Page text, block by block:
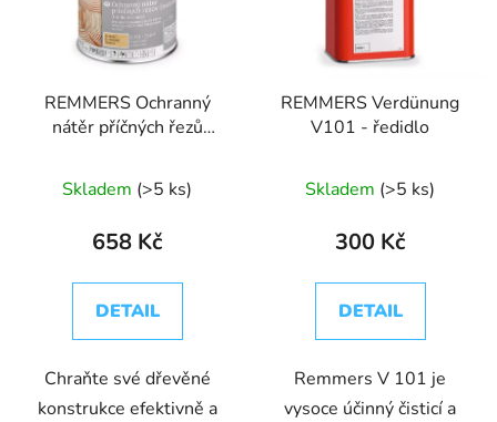
REMMERS Ochranný
nátěr příčných řezů
Skladem (>5 ks)
658 Kč
DETAIL
Chraňte své dřevěné
konstrukce efektivně a
REMMERS Verdünung
V101 - ředidlo
Skladem (>5 ks)
300 Kč
DETAIL
Remmers V 101 je
vysoce účinný čisticí a